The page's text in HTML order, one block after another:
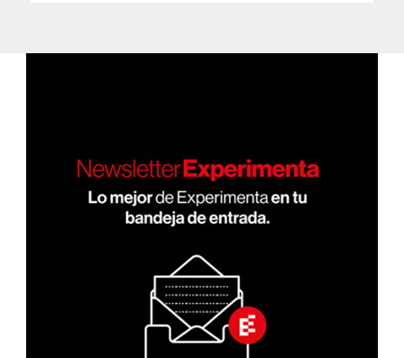
entradas